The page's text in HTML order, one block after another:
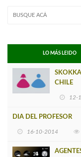
LO MÁS LEIDO
CHILE
12-
DIA DEL PROFESOR
16-10-2014